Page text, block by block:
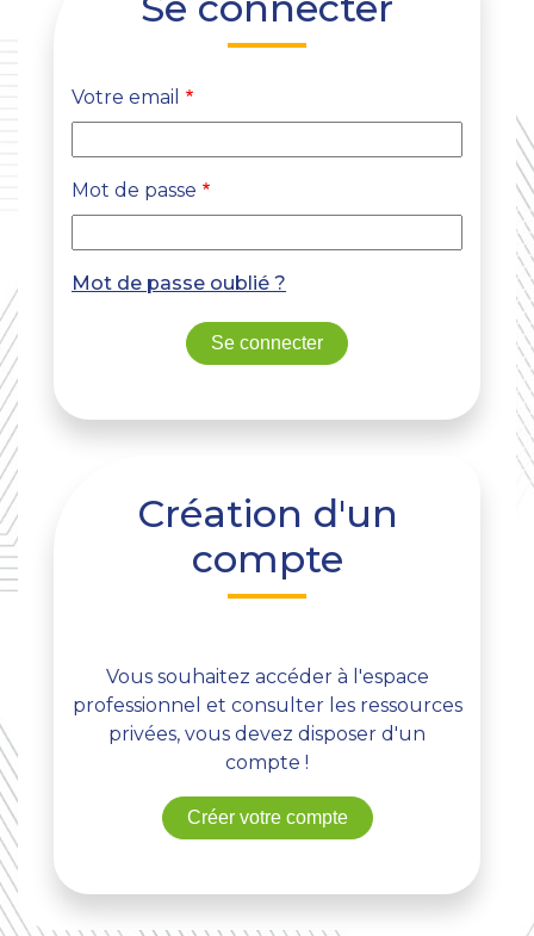
Votre email
Mot de passe
Mot de passe oublié ?
Création d'un
compte
Vous souhaitez accéder à l'espace
professionnel et consulter les ressources
privées, vous devez disposer d'un
compte !
Créer votre compte